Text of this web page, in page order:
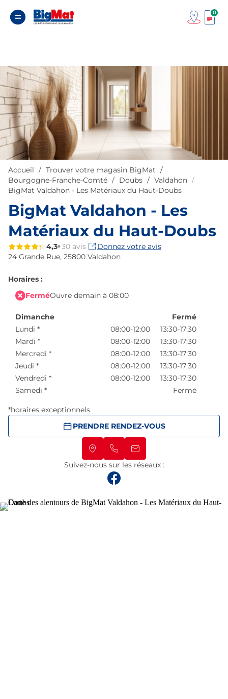
0
Accueil
Trouver votre magasin BigMat
Bourgogne-Franche-Comté
Doubs
Valdahon
BigMat Valdahon - Les Matériaux du Haut-Doubs
BigMat Valdahon - Les
Matériaux du Haut-Doubs
4,3 30 avis
Donnez votre avis
24 Grande Rue, 25800 Valdahon
Horaires :
FerméOuvre demain à 08:00
Dimanche
Fermé
Lundi * 08:00-12:00
13:30-17:30
Mardi * 08:00-12:00
13:30-17:30
Mercredi * 08:00-12:00
13:30-17:30
Jeudi * 08:00-12:00
13:30-17:30
Vendredi * 08:00-12:00
13:30-17:30
Samedi * Fermé
*horaires exceptionnels
PRENDRE RENDEZ-VOUS
Suivez-nous sur les réseaux :